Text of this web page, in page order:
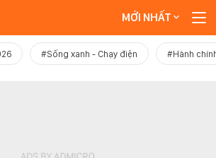
MỚI NHẤT
#Sống xanh - Chạy điện #Hành